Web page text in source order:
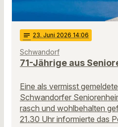
notes 23. Juni 2026 14:06
Schwandorf
71-Jährige aus
Eine als vermisst
Schwandorfer
rasch und wohlbehalten
21.30 Uhr informierte das